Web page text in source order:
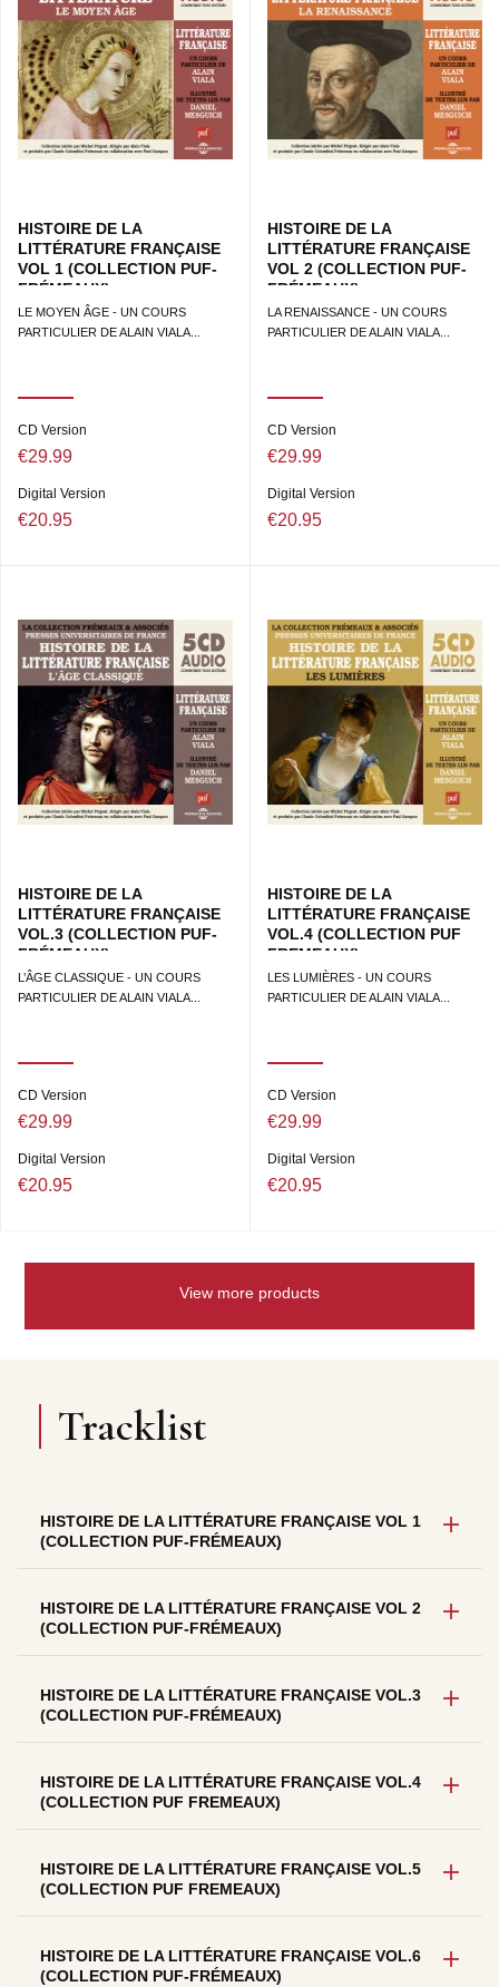
HISTOIRE DE LA
LITTÉRATURE FRANÇAISE
VOL 1 (COLLECTION PUF-
FRÉMEAUX)
LE MOYEN ÂGE - UN COURS
PARTICULIER DE ALAIN VIALA...
CD Version
€29.99
Digital Version
€20.95
HISTOIRE DE LA
LITTÉRATURE FRANÇAISE
VOL 2 (COLLECTION PUF-
FRÉMEAUX)
LA RENAISSANCE - UN COURS
PARTICULIER DE ALAIN VIALA...
CD Version
€29.99
Digital Version
€20.95
HISTOIRE DE LA
LITTÉRATURE FRANÇAISE
VOL.3 (COLLECTION PUF-
FRÉMEAUX)
L’ÂGE CLASSIQUE - UN COURS
PARTICULIER DE ALAIN VIALA...
CD Version
€29.99
Digital Version
€20.95
HISTOIRE DE LA
LITTÉRATURE FRANÇAISE
VOL.4 (COLLECTION PUF
FREMEAUX)
LES LUMIÈRES - UN COURS
PARTICULIER DE ALAIN VIALA...
CD Version
€29.99
Digital Version
€20.95
View more products
Tracklist
HISTOIRE DE LA LITTÉRATURE FRANÇAISE VOL 1
(COLLECTION PUF-FRÉMEAUX)
HISTOIRE DE LA LITTÉRATURE FRANÇAISE VOL 2
(COLLECTION PUF-FRÉMEAUX)
HISTOIRE DE LA LITTÉRATURE FRANÇAISE VOL.3
(COLLECTION PUF-FRÉMEAUX)
HISTOIRE DE LA LITTÉRATURE FRANÇAISE VOL.4
(COLLECTION PUF FREMEAUX)
HISTOIRE DE LA LITTÉRATURE FRANÇAISE VOL.5
(COLLECTION PUF FREMEAUX)
HISTOIRE DE LA LITTÉRATURE FRANÇAISE VOL.6
(COLLECTION PUF-FRÉMEAUX)